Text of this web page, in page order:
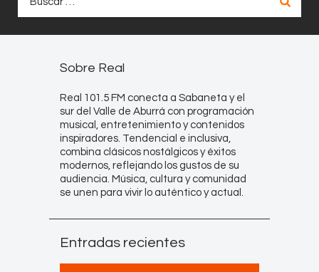
Sobre Real
Real 101.5 FM conecta a Sabaneta y el
sur del Valle de Aburrá con programación
musical, entretenimiento y contenidos
inspiradores. Tendencial e inclusiva,
combina clásicos nostálgicos y éxitos
modernos, reflejando los gustos de su
audiencia. Música, cultura y comunidad
se unen para vivir lo auténtico y actual.
Entradas recientes